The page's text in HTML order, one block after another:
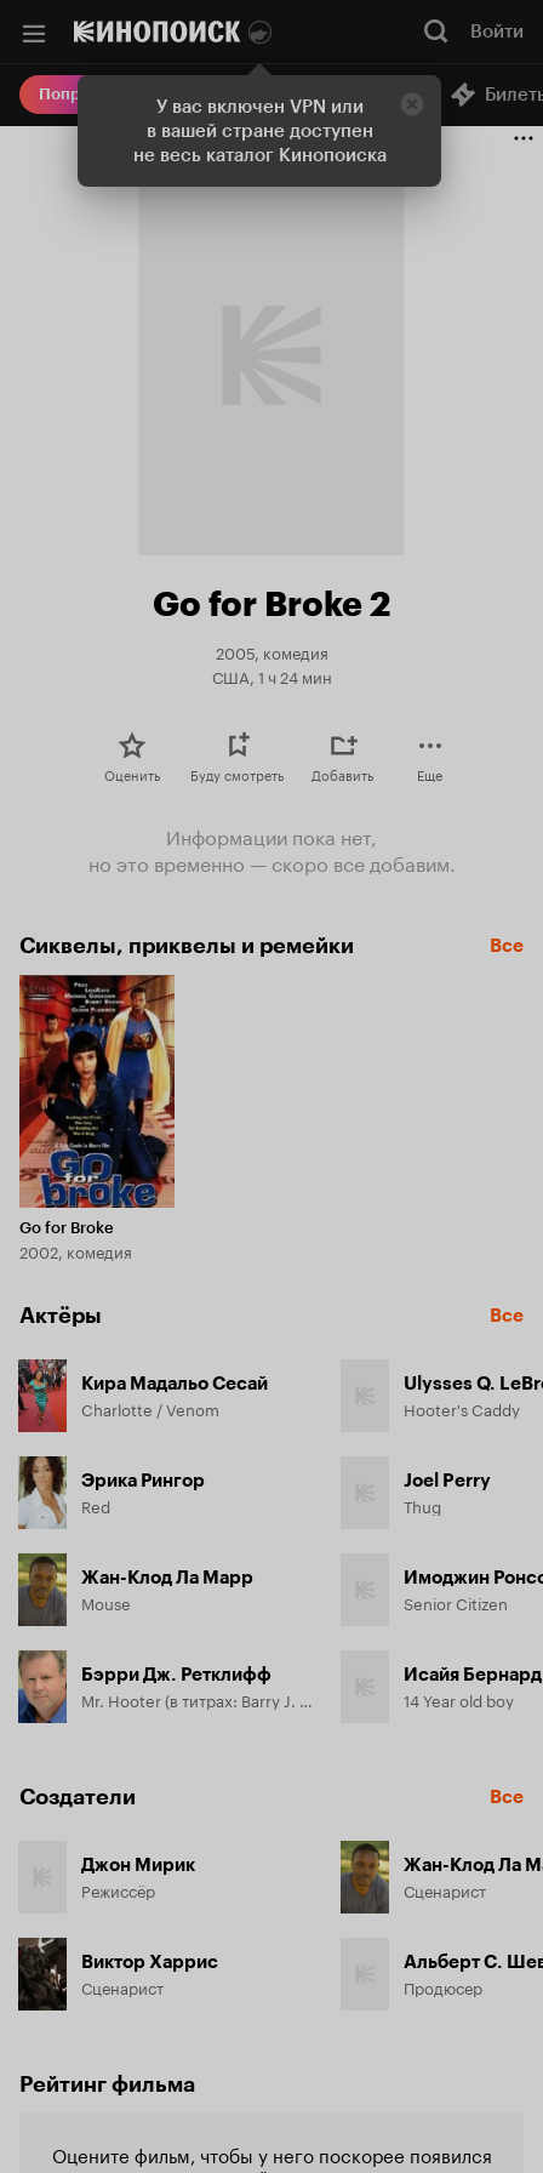
У вас включен VPN или
в вашей стране доступен
не весь каталог Кинопоиска
Войти
Попробовать Плюс Онлайн-кинотеатр
Go for Broke 2
2005, комедия
США, 1 ч 24 мин
Оценить Буду смотреть Добавить Еще
Информации пока нет,
но это временно — скоро все добавим.
Сиквелы, приквелы и ремейки Все
Go for Broke
2002, комедия
Актёры Все
Кира Мадальо Сесай
Charlotte / Venom
Эрика Рингор
Red
Жан-Клод Ла Марр
Mouse
Бэрри Дж. Ретклифф
Mr. Hooter (в титрах: Barry J. Ratcliffe)
Ulysses Q.
Hooter's Caddy
Joel Perry
Thug
Имоджин
Senior Citizen
Исайя Бернард
14 Year old boy
Создатели Все
Джон Мирик
Режиссёр
Виктор Харрис
Сценарист
Жан-Клод Ла
Сценарист
Альберт С.
Продюсер
Рейтинг фильма
Оцените фильм, чтобы у него поскорее появился